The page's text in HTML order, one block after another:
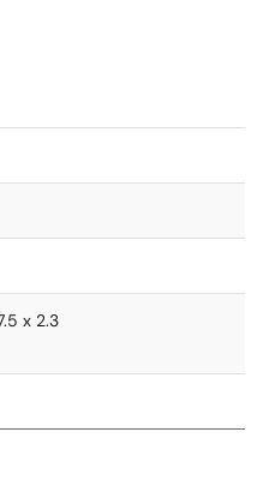
x 2.3